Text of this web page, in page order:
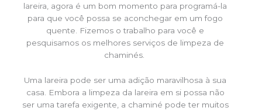
lareira, agora é um bom momento para programá-la
para que você possa se aconchegar em um fogo
quente. Fizemos o trabalho para você e
pesquisamos os melhores serviços de limpeza de
chaminés.
Uma lareira pode ser uma adição maravilhosa à sua
casa. Embora a limpeza da lareira em si possa não
ser uma tarefa exigente, a chaminé pode ter muitos